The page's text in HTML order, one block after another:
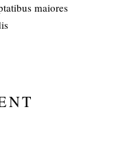
maiores